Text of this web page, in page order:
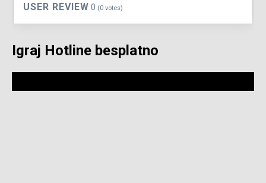
USER REVIEW 0 (0 votes)
Igraj Hotline besplatno